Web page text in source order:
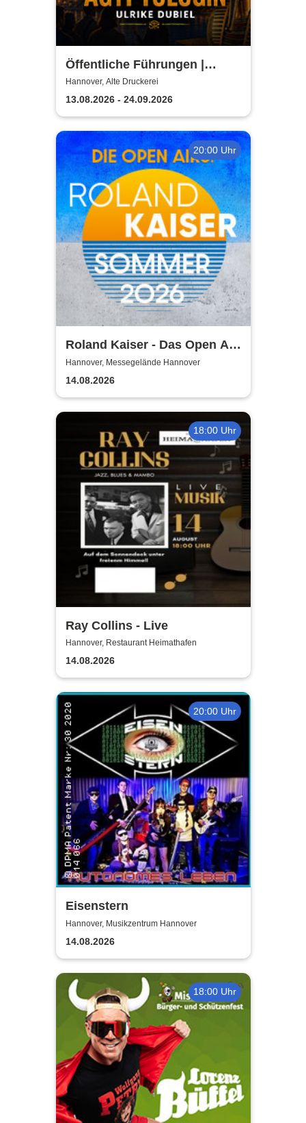
Öffentliche Führungen |
TUTANCHAMUN | Hannover -
Ein Immersives Abenteuer
Hannover, Alte Druckerei
13.08.2026 - 24.09.2026
20:00 Uhr
Roland Kaiser - Das Open Air
2026!
Hannover, Messegelände Hannover
14.08.2026
18:00 Uhr
Ray Collins - Live
Hannover, Restaurant Heimathafen
14.08.2026
20:00 Uhr
Eisenstern
Hannover, Musikzentrum Hannover
14.08.2026
18:00 Uhr